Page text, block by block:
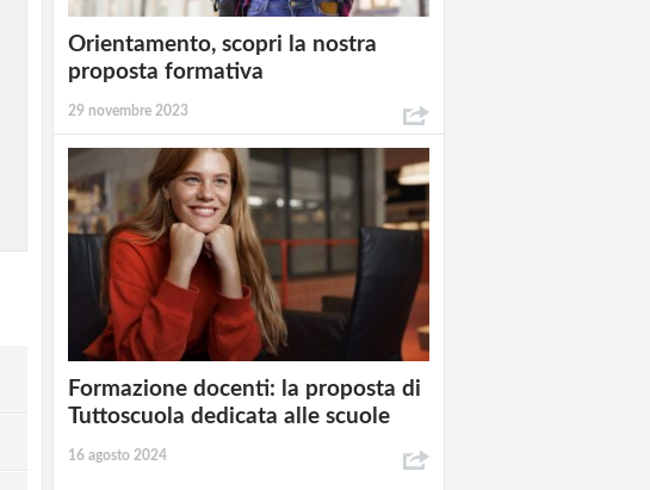
Orientamento, scopri la nostra
proposta formativa
29 novembre 2023
Formazione docenti: la proposta di
Tuttoscuola dedicata alle scuole
16 agosto 2024